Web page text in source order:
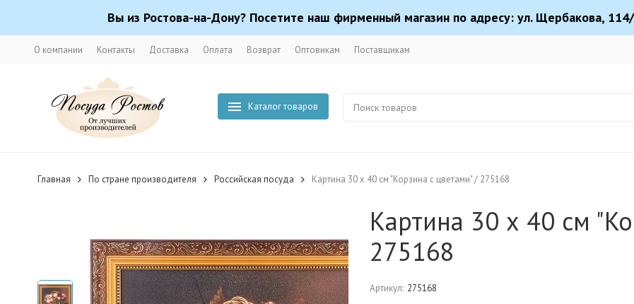
Вы из Ростова-на-Дону? Посетите наш фирменный магазин по адресу: ул. Щербакова,
О компании Контакты Доставка Оплата Возврат Оптовикам Поставщикам
Каталог товаров
Главная По стране производителя Российская посуда Картина 30 х 40 см "Корзина с цветами" / 275168
Картина 30 х 40 см
275168
Артикул: 275168